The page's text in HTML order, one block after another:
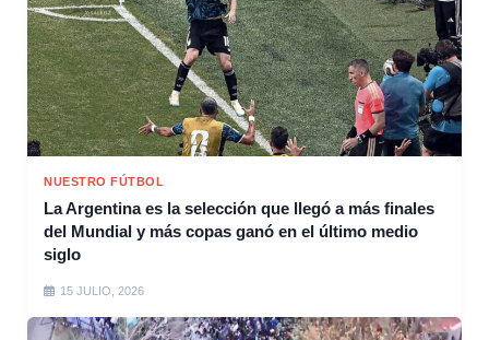
NUESTRO FÚTBOL
La Argentina es la selección que llegó a más finales
del Mundial y más copas ganó en el último medio
siglo
15 JULIO, 2026